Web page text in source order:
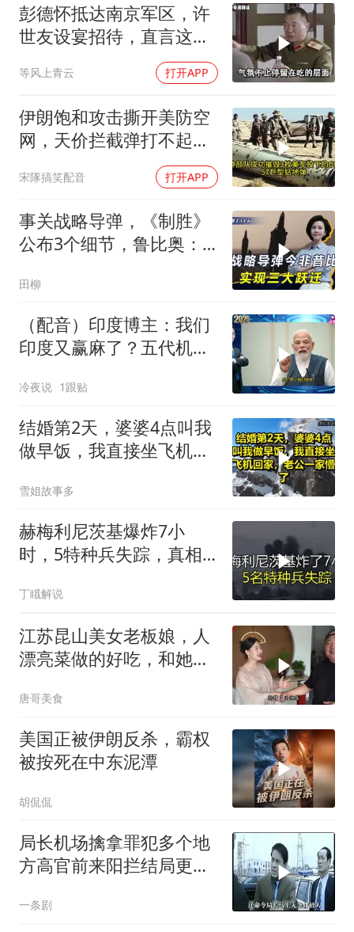
彭德怀抵达南京军区，许
世友设宴招待，直言这是
等风上青云 打开APP
伊朗饱和攻击撕开美防空
网，天价拦截弹打不起，
宋隊搞笑配音 打开APP
事关战略导弹，《制胜》
公布3个细节，鲁比奥：
田柳
（配音）印度博主：我们
印度又赢麻了？五代机还
贴上了，欧洲还排着队求
合作
冷夜说 1跟贴
结婚第2天，婆婆4点叫我
做早饭，我直接坐飞机回
雪姐故事多
赫梅利尼茨基爆炸7小
时，5特种兵失踪，真相
丁睋解说
江苏昆山美女老板娘，人
漂亮菜做的好吃，和她小
唐哥美食
美国正被伊朗反杀，霸权
被按死在中东泥潭
胡侃侃
局长机场擒拿罪犯多个地
方高官前来阳拦结局更引
一条剧